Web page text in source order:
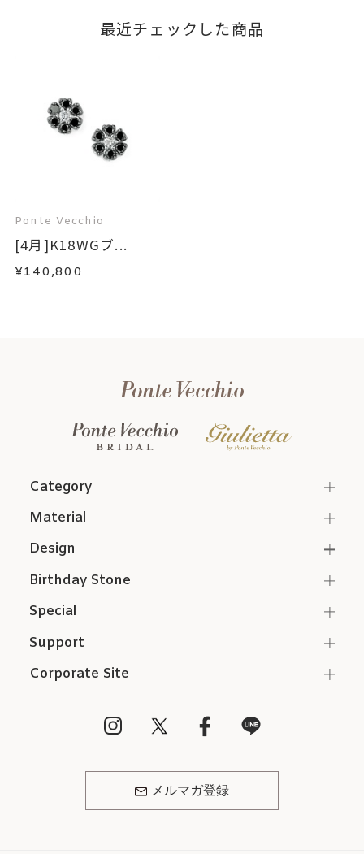
最近チェックした商品
Ponte Vecchio
[4月]K18WGブ...
¥140,800
Category
Support
Corporate Site
メルマガ登録
Material
Design
Birthday Stone
Special